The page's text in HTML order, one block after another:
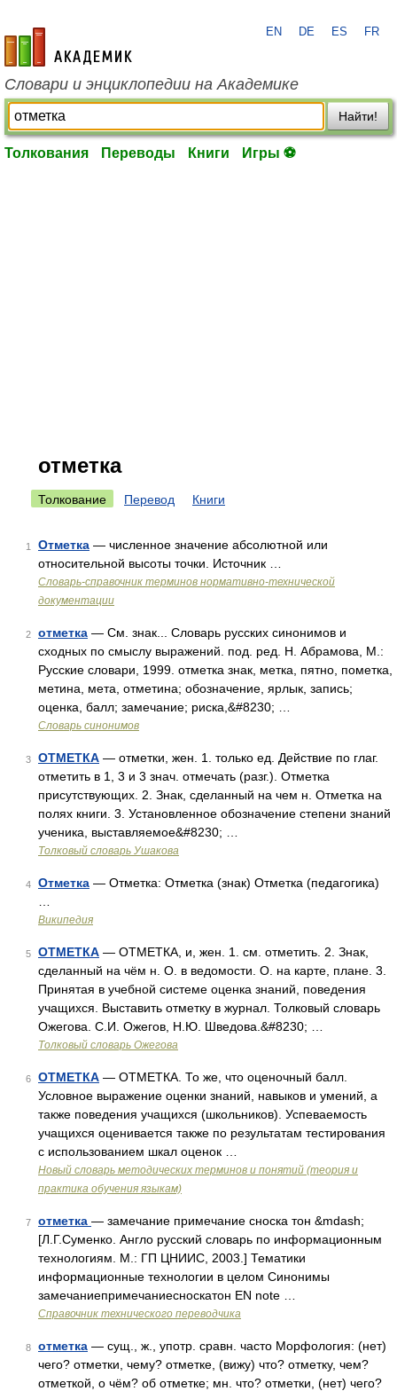
academic.ru
EN DE ES FR
Словари и энциклопедии на Академике
Найти!
Толкования Переводы Книги Игры ⚽
отметка
Толкование Перевод Книги
1 Отметка — численное значение абсолютной или
относительной высоты точки. Источник …
Словарь-справочник терминов нормативно-технической
документации
2 отметка — См. знак... Словарь русских синонимов и
сходных по смыслу выражений. под. ред. Н. Абрамова, М.:
Русские словари, 1999. отметка знак, метка, пятно, пометка,
метина, мета, отметина; обозначение, ярлык, запись;
оценка, балл; замечание; риска,&#8230; …
Словарь синонимов
3 ОТМЕТКА — отметки, жен. 1. только ед. Действие по глаг.
отметить в 1, 3 и 3 знач. отмечать (разг.). Отметка
присутствующих. 2. Знак, сделанный на чем н. Отметка на
полях книги. 3. Установленное обозначение степени знаний
ученика, выставляемое&#8230; …
Толковый словарь Ушакова
4 Отметка — Отметка: Отметка (знак) Отметка (педагогика)
Википедия
5 ОТМЕТКА — ОТМЕТКА, и, жен. 1. см. отметить. 2. Знак,
сделанный на чём н. О. в ведомости. О. на карте, плане. 3.
Принятая в учебной системе оценка знаний, поведения
учащихся. Выставить отметку в журнал. Толковый словарь
Ожегова. С.И. Ожегов, Н.Ю. Шведова.&#8230; …
Толковый словарь Ожегова
6 ОТМЕТКА — ОТМЕТКА. То же, что оценочный балл.
Условное выражение оценки знаний, навыков и умений, а
также поведения учащихся (школьников). Успеваемость
учащихся оценивается также по результатам тестирования
с использованием шкал оценок …
Новый словарь методических терминов и понятий (теория и
практика обучения языкам)
7 отметка — замечание примечание сноска тон &mdash;
[Л.Г.Суменко. Англо русский словарь по информационным
технологиям. М.: ГП ЦНИИС, 2003.] Тематики
информационные технологии в целом Синонимы
замечаниепримечаниесноскатон EN note …
Справочник технического переводчика
8 отметка — сущ., ж., употр. сравн. часто Морфология: (нет)
чего? отметки, чему? отметке, (вижу) что? отметку, чем?
отметкой, о чём? об отметке; мн. что? отметки, (нет) чего?